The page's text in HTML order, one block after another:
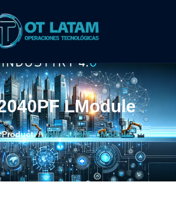
LModule
Product/MWU2040PF LModule